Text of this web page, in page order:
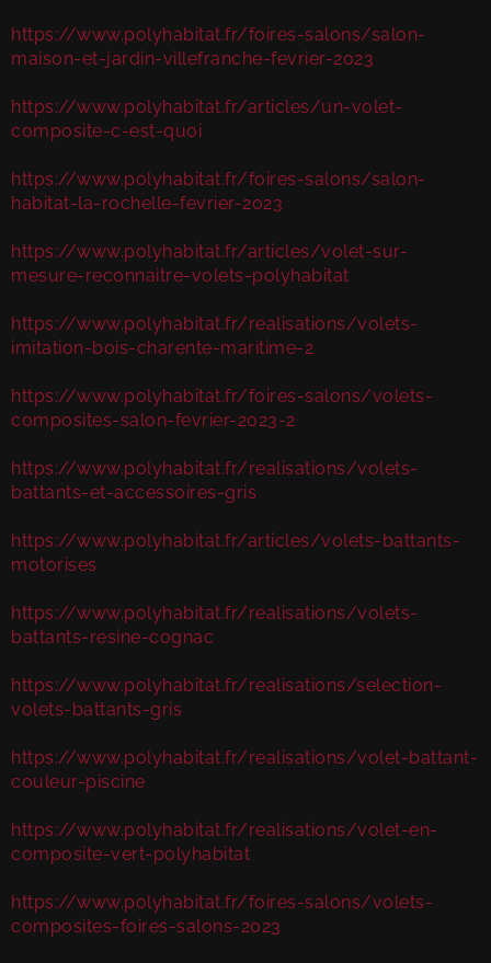
https://www.polyhabitat.fr/foires-salons/salon-
maison-et-jardin-villefranche-fevrier-2023
https://www.polyhabitat.fr/articles/un-volet-
composite-c-est-quoi
https://www.polyhabitat.fr/foires-salons/salon-
habitat-la-rochelle-fevrier-2023
https://www.polyhabitat.fr/articles/volet-sur-
mesure-reconnaitre-volets-polyhabitat
https://www.polyhabitat.fr/realisations/volets-
imitation-bois-charente-maritime-2
https://www.polyhabitat.fr/foires-salons/volets-
composites-salon-fevrier-2023-2
https://www.polyhabitat.fr/realisations/volets-
battants-et-accessoires-gris
https://www.polyhabitat.fr/articles/volets-battants-
motorises
https://www.polyhabitat.fr/realisations/volets-
battants-resine-cognac
https://www.polyhabitat.fr/realisations/selection-
volets-battants-gris
https://www.polyhabitat.fr/realisations/volet-battant-
couleur-piscine
https://www.polyhabitat.fr/realisations/volet-en-
composite-vert-polyhabitat
https://www.polyhabitat.fr/foires-salons/volets-
composites-foires-salons-2023